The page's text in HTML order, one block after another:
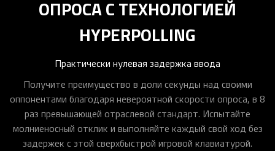
ОПРОСА С ТЕХНОЛОГИЕЙ
HYPERPOLLING
Практически нулевая задержка ввода
Получите преимущество в доли секунды над своими
оппонентами благодаря невероятной скорости опроса, в 8
раз превышающей отраслевой стандарт. Испытайте
молниеносный отклик и выполняйте каждый свой ход без
задержек с этой сверхбыстрой игровой клавиатурой.